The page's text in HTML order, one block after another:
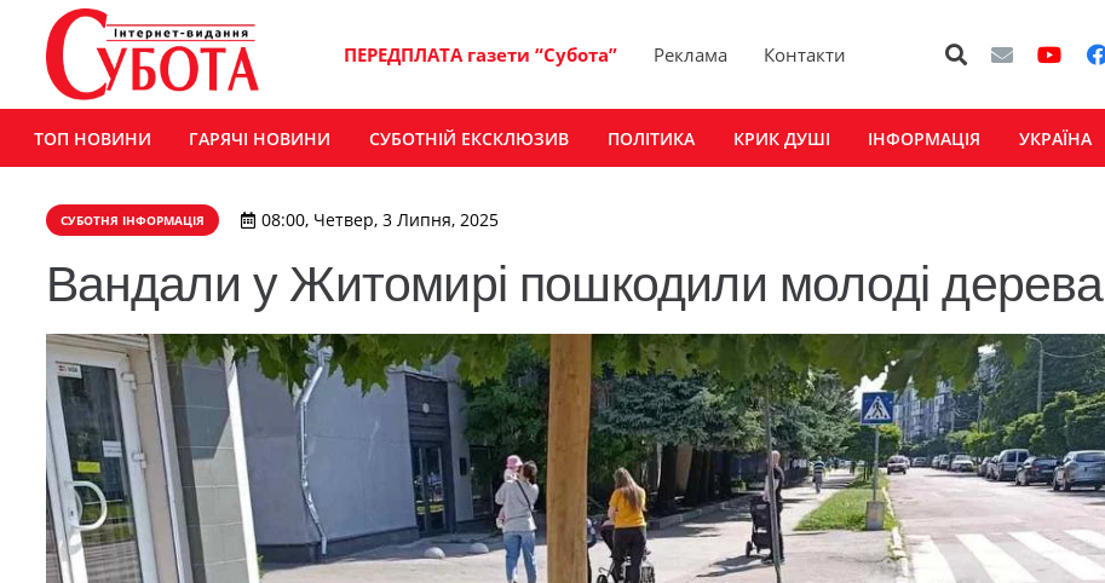
ПЕРЕДПЛАТА газети “Субота” Реклама Контакти
ТОП НОВИНИ ГАРЯЧІ НОВИНИ СУБОТНІЙ ЕКСКЛЮЗИВ ПОЛІТИКА КРИК ДУШІ ІНФОРМАЦІЯ УКРАЇНА
СУБОТНЯ ІНФОРМАЦІЯ 08:00, Четвер, 3 Липня, 2025
Вандали у Житомирі пошкодили молоді дерева